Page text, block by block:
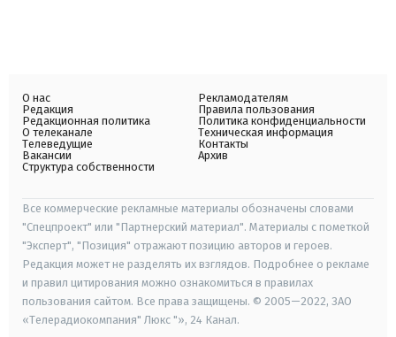
О нас
Редакция
Редакционная политика
О телеканале
Телеведущие
Вакансии
Структура собственности
Рекламодателям
Правила пользования
Политика конфиденциальности
Техническая информация
Контакты
Архив
Все коммерческие рекламные материалы обозначены словами
"Спецпроект" или "Партнерский материал". Материалы с пометкой
"Эксперт", "Позиция" отражают позицию авторов и героев.
Редакция может не разделять их взглядов. Подробнее о рекламе
и правил цитирования можно ознакомиться в правилах
пользования сайтом. Все права защищены. © 2005—2022, ЗАО
«Телерадиокомпания" Люкс "», 24 Канал.